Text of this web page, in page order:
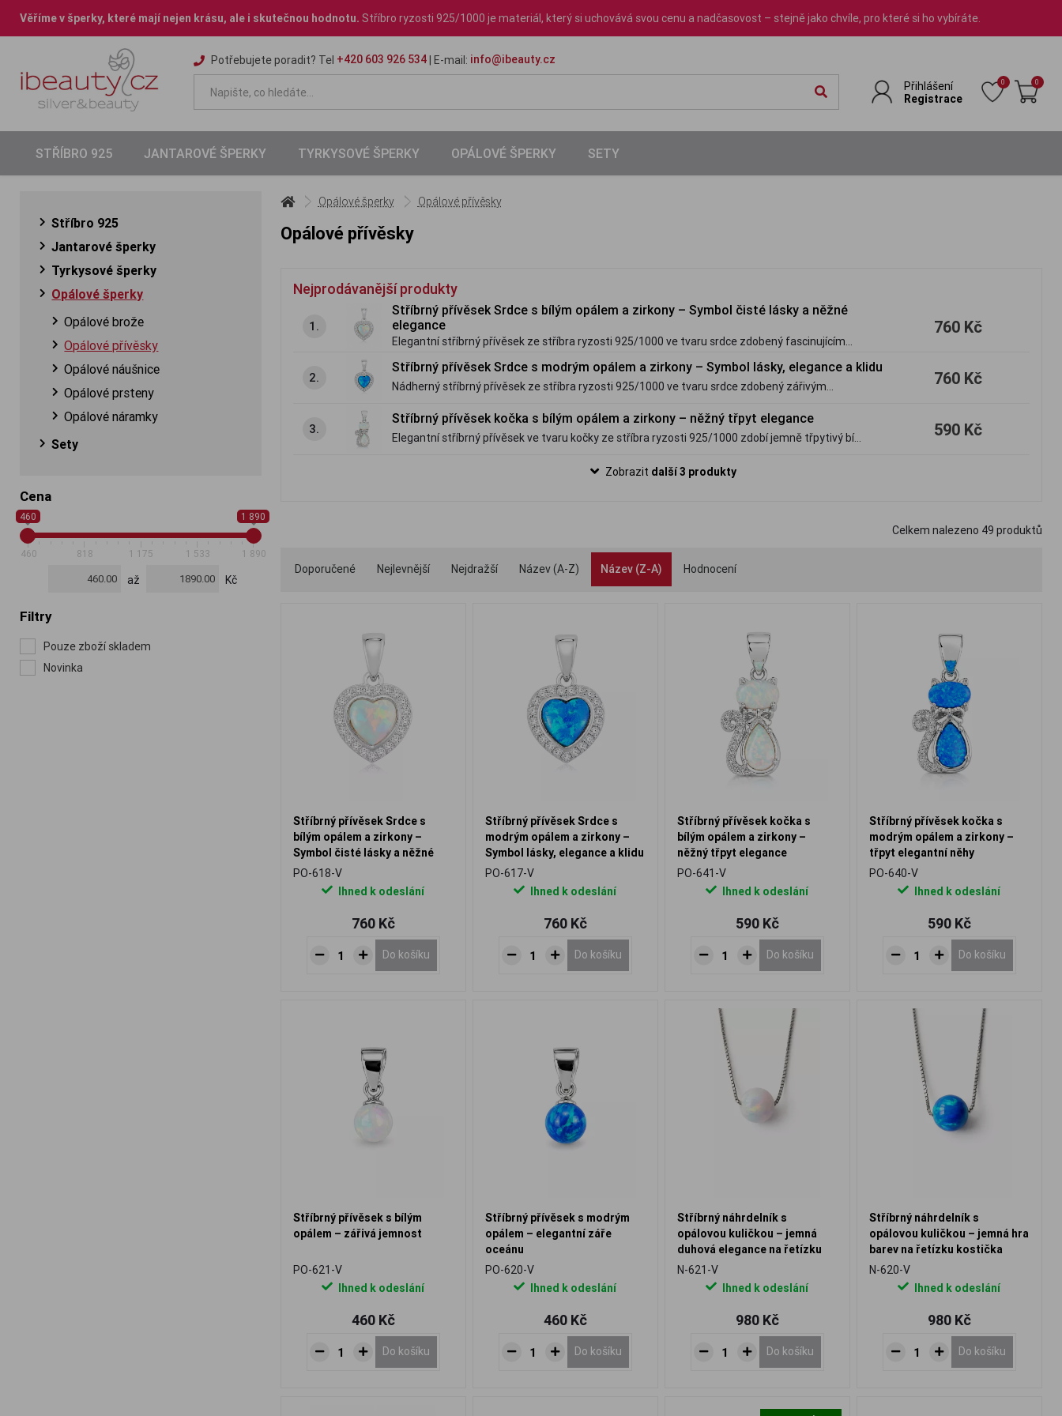
Věříme v šperky, které mají nejen krásu, ale i skutečnou hodnotu.Stříbro ryzosti 925/1000 je materiál, který si uchovává svou cenu a nadčasovost – stejně jako chvíle, pro které si ho vybíráte.
Potřebujete poradit? Tel +420 603 926 534| E-mail: info@ibeauty.cz
Přihlášení
Registrace
0 0
STŘÍBRO 925 JANTAROVÉ ŠPERKY TYRKYSOVÉ ŠPERKY OPÁLOVÉ ŠPERKY SETY
Stříbro 925
Jantarové šperky
Tyrkysové šperky
Opálové šperky
Opálové brože
Opálové přívěsky
Opálové náušnice
Opálové prsteny
Opálové náramky
Sety
Cena
460 1 890
460 818 1 175 1 533 1 890
až Kč
Filtry
Pouze zboží skladem
Novinka
Opálové šperky Opálové přívěsky
Opálové přívěsky
Nejprodávanější produkty
1.
Stříbrný přívěsek Srdce s bílým opálem a zirkony – Symbol čisté lásky a něžné
elegance
Elegantní stříbrný přívěsek ze stříbra ryzosti 925/1000 ve tvaru srdce zdobený fascinujícím
bílým opálem a třpytivými zirkony. Jemný šperk plný světla, romantiky a nadčasové krásy,
který rozzáří každý outfit.
760 Kč
2.
Stříbrný přívěsek Srdce s modrým opálem a zirkony – Symbol lásky, elegance a klidu
Nádherný stříbrný přívěsek ze stříbra ryzosti 925/1000 ve tvaru srdce zdobený zářivým
fascinující hrou barev a nadčasovou krásou.
760 Kč
3.
Stříbrný přívěsek kočka s bílým opálem a zirkony – něžný třpyt elegance
Elegantní stříbrný přívěsek ve tvaru kočky ze stříbra ryzosti 925/1000 zdobí jemně třpytivý bílý
dokonale ladí s kočičími náušnicemi do soupravy.
590 Kč
Zobrazit další 3 produkty
Celkem nalezeno 49 produktů
Doporučené Nejlevnější Nejdražší Název (A-Z) Název (Z-A) Hodnocení
Stříbrný přívěsek Srdce s
bílým opálem a zirkony –
Symbol čisté lásky a něžné
elegance
PO-618-V
Ihned k odeslání
760 Kč
Do košíku
Stříbrný přívěsek Srdce s
modrým opálem a zirkony –
Symbol lásky, elegance a klidu
PO-617-V
Ihned k odeslání
760 Kč
Do košíku
Stříbrný přívěsek kočka s
bílým opálem a zirkony –
něžný třpyt elegance
PO-641-V
Ihned k odeslání
590 Kč
Do košíku
Stříbrný přívěsek kočka s
modrým opálem a zirkony –
třpyt elegantní něhy
PO-640-V
Ihned k odeslání
590 Kč
Do košíku
Stříbrný přívěsek s bílým
opálem – zářivá jemnost
PO-621-V
Ihned k odeslání
460 Kč
Do košíku
Stříbrný přívěsek s modrým
opálem – elegantní záře
oceánu
PO-620-V
Ihned k odeslání
460 Kč
Do košíku
Stříbrný náhrdelník s
opálovou kuličkou – jemná
duhová elegance na řetízku
kostička
N-621-V
Ihned k odeslání
980 Kč
Do košíku
Stříbrný náhrdelník s
opálovou kuličkou – jemná hra
barev na řetízku kostička
N-620-V
Ihned k odeslání
980 Kč
Do košíku